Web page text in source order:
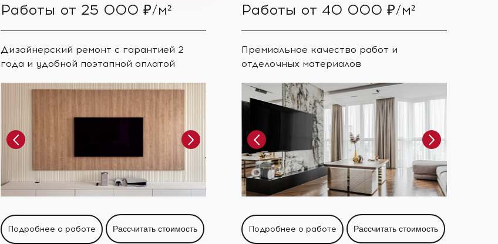
Работы от 25 000 ₽/м²
Дизайнерский ремонт с гарантией 2
года и удобной поэтапной оплатой
Подробнее о работе Рассчитать стоимость
Работы от 40 000 ₽/м²
Премиальное качество работ и
отделочных материалов
Подробнее о работе Рассчитать стоимость